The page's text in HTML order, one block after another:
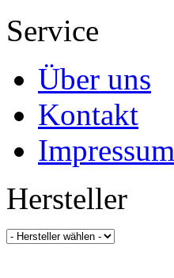
Service
Über uns
Kontakt
Impressum
Hersteller